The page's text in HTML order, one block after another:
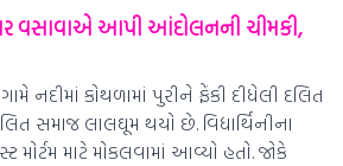
વસાવાએ આપી આંદોલનની ચીમકી,
નદીમાં કોથળામાં પુરીને ફેંકી દીધેલી દલિત
સમાજ લાલઘૂમ થયો છે. વિદ્યાર્થિનીના
મોર્ટમ માટે મોકલવામાં આવ્યો હતો. જોકે